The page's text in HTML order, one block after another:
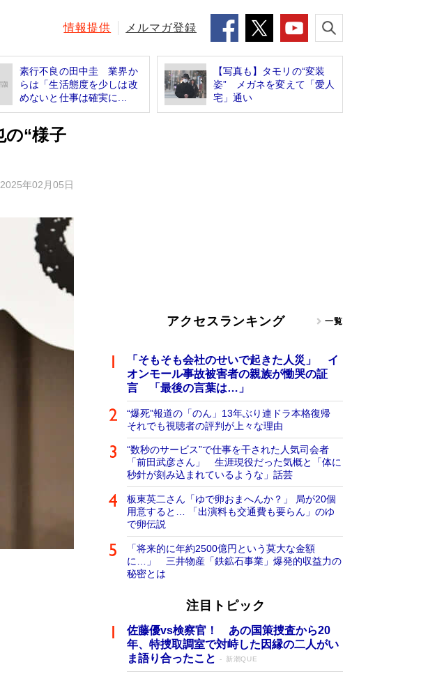
情報提供 メルマガ登録
素行不良の田中圭 業界か
らは「生活態度を少しは改
めないと仕事は確実に...
【写真も】タモリの“変装
姿” メガネを変えて「愛人
宅」通い
“様子
2025年02月05日
アクセスランキング 一覧
「そもそも会社のせいで起きた人災」 イ
オンモール事故被害者の親族が慟哭の証
言 「最後の言葉は…」
“爆死”報道の「のん」13年ぶり連ドラ本格復帰
それでも視聴者の評判が上々な理由
“数秒のサービス”で仕事を干された人気司会者
「前田武彦さん」 生涯現役だった気概と「体に
秒針が刻み込まれているような」話芸
板東英二さん「ゆで卵おまへんか？」 局が20個
用意すると… 「出演料も交通費も要らん」のゆ
で卵伝説
「将来的に年約2500億円という莫大な金額
に…」 三井物産「鉄鉱石事業」爆発的収益力の
秘密とは
注目トピック
佐藤優vs検察官！ あの国策捜査から20
年、特捜取調室で対峙した因縁の二人がい
ま語り合ったこと
新潮QUE